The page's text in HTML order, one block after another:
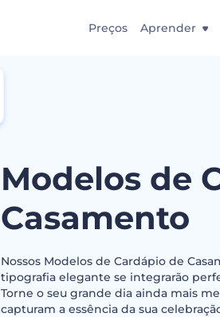
Preços Aprender
Modelos de
Casamento
Nossos Modelos de Cardápio de
tipografia elegante se integrarão
Torne o seu grande dia ainda mais
capturam a essência da sua